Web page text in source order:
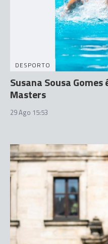
DESPORTO
Susana Sousa
Masters
29 Ago 15:53